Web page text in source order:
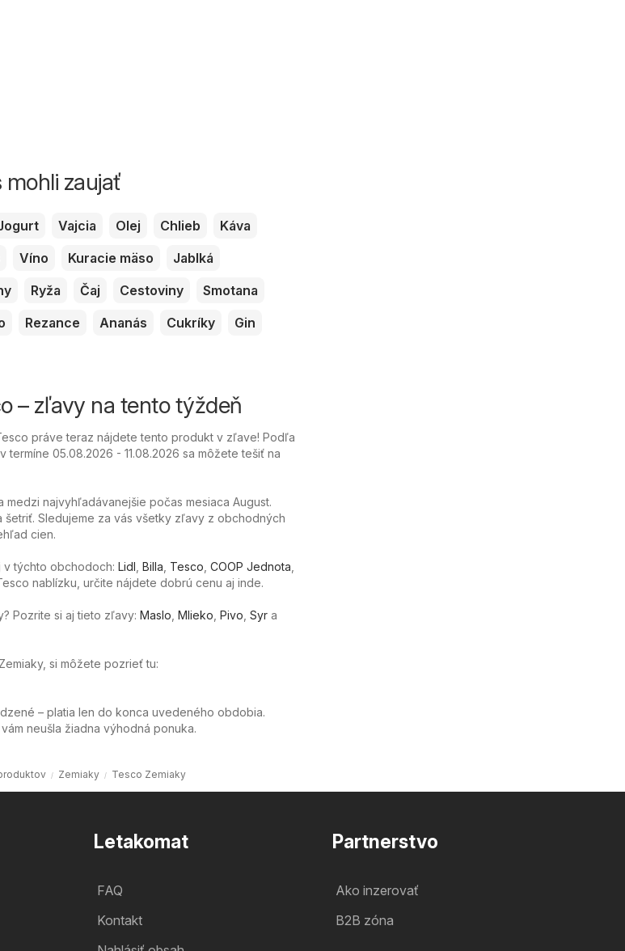
zaujať
Vajcia Olej Chlieb
Káva
Víno Kuracie mäso
Jablká
Ryža Čaj Cestoviny
Smotana
Rezance Ananás Cukríky
Gin
– zľavy na tento týždeň
práve teraz nájdete tento produkt v zľave! Podľa
05.08.2026 - 11.08.2026 sa môžete tešiť na
najvyhľadávanejšie počas mesiaca August.
Sledujeme za vás všetky zľavy z obchodných
cien.
v týchto obchodoch: Lidl Billa Tesco COOP Jednota
nablízku, určite nájdete dobrú cenu aj inde.
Pozrite si aj tieto zľavy: Maslo Mlieko Pivo Syr a
si môžete pozrieť tu:
– platia len do konca uvedeného obdobia.
neušla žiadna výhodná ponuka.
Zemiaky Tesco Zemiaky
Letakomat
FAQ
Kontakt
Partnerstvo
Ako inzerovať
B2B zóna